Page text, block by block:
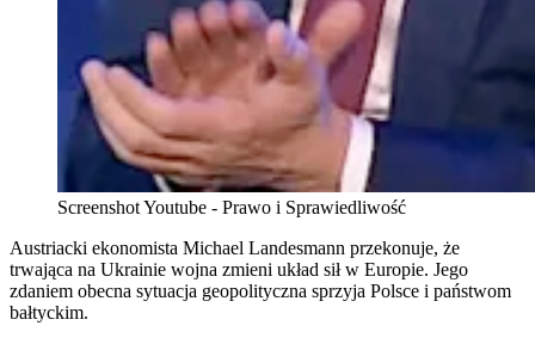
Screenshot Youtube - Prawo i Sprawiedliwość
Austriacki ekonomista Michael Landesmann przekonuje, że
trwająca na Ukrainie wojna zmieni układ sił w Europie. Jego
zdaniem obecna sytuacja geopolityczna sprzyja Polsce i państwom
bałtyckim.